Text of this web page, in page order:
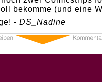
bekomme (und eine
- DS_Nadine